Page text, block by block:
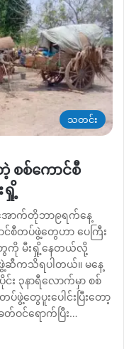
သတင်း
စ်ကောင်စီ
ရှို့
ောက်တိုဘာ၉ရက်နေ့
စီတပ်ဖွဲ့တွေဟာ ပေကြီး
တွေကို မီးရှို့နေတယ်လို့
ဆီကသိရပါတယ်။ မနေ့
၃နာရီလောက်မှာ စစ်
ဖွဲ့တွေပူးပေါင်းပြီးတော့
င်ရောက်ပြီး…